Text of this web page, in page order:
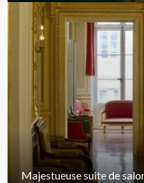
Majestueuse suite de